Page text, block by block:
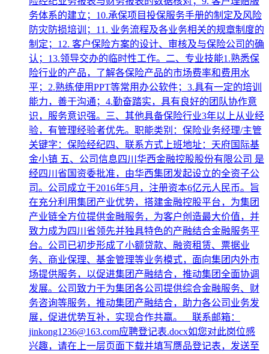
务体系的建立；10.承保项目投保服务手册的制定及风险
防灾防损培训；11. 业务流程及各业务相关的规章制度的
制定；12. 客户保险方案的设计、审核及与保险公司的确
认；13.领导交办的临时性工作。二、专业技能1.熟悉保
险行业的产品，了解各保险产品的市场费率和费用水
平；2.熟练使用PPT等常用办公软件；3.具有一定的培训
能力，善于沟通；4.勤奋踏实，具有良好的团队协作意
识，服务意识强。三、其他具备保险行业3年以上从业经
验，有管理经验者优先。职能类别：保险业务经理/主管
关键字：保险经纪四、联系方式上班地址：天府国际基
金小镇 五、公司信息四川华西金融控股股份有限公司 是
经四川省国资委批准，由华西集团发起设立的全资子公
司。公司成立于2016年5月，注册资本6亿元人民币。旨
在充分利用集团产业优势，搭建金融控股平台，为集团
产业链全方位提供金融服务，为客户创造最大价值，并
致力成为四川省领先并独具特色的产融结合金融服务平
台。公司已初步形成了小额贷款、融资租赁、票据业
务、商业保理、基金管理等业务模式，面向集团内外市
场提供服务，以促进集团产融结合，推动集团全面协调
发展。公司致力于为集团各公司提供综合金融服务、财
务咨询等服务，推动集团产融结合，助力各公司业务发
展，促进优势互补，实现合作共赢。 联系邮箱：
jinkong1236@163.com应聘登记表.docx如您对此岗位感
兴趣，请在上一层页面下载并填写赝品登记表，发送至